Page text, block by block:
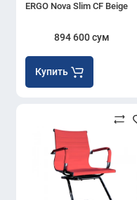
ERGO Nova Slim CF Beige
894 600 сум
Купить